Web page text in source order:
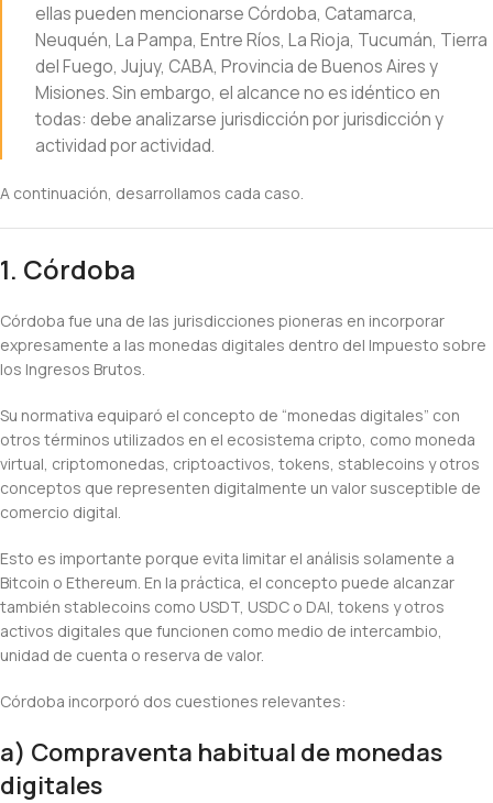
ellas pueden mencionarse Córdoba, Catamarca,
Neuquén, La Pampa, Entre Ríos, La Rioja, Tucumán, Tierra
del Fuego, Jujuy, CABA, Provincia de Buenos Aires y
Misiones. Sin embargo, el alcance no es idéntico en
todas: debe analizarse jurisdicción por jurisdicción y
actividad por actividad.
A continuación, desarrollamos cada caso.
1. Córdoba
Córdoba fue una de las jurisdicciones pioneras en incorporar
expresamente a las monedas digitales dentro del Impuesto sobre
los Ingresos Brutos.
Su normativa equiparó el concepto de “monedas digitales” con
otros términos utilizados en el ecosistema cripto, como moneda
virtual, criptomonedas, criptoactivos, tokens, stablecoins y otros
conceptos que representen digitalmente un valor susceptible de
comercio digital.
Esto es importante porque evita limitar el análisis solamente a
Bitcoin o Ethereum. En la práctica, el concepto puede alcanzar
también stablecoins como USDT, USDC o DAI, tokens y otros
activos digitales que funcionen como medio de intercambio,
unidad de cuenta o reserva de valor.
Córdoba incorporó dos cuestiones relevantes:
a) Compraventa habitual de monedas
digitales